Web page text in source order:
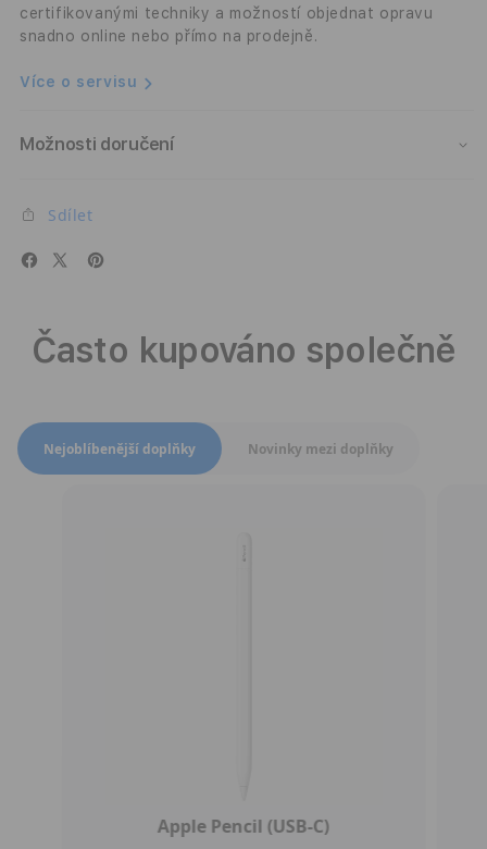
certifikovanými techniky a možností objednat opravu
snadno online nebo přímo na prodejně.
Více o servisu
Možnosti doručení
Sdílet
Často kupováno společně
Přepnout zobrazení produktů
Nejoblíbenější doplňky Novinky mezi doplňky
Apple Pencil (USB-C)